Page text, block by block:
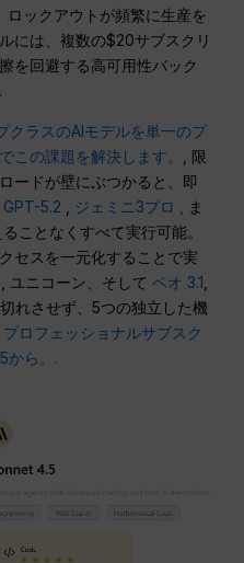
ックアウトが頻繁に生産を
には、複数の$20サブスクリ
を回避する高可用性バック
クラスのAIモデルを単一のプ
この課題を解決します。
, 限
ードが壁にぶつかると、即
GPT-5.2 ジェミニ3プロ ,
ま
ことなくすべて実行可能。
セスを一元化することで実
, ユニコーン、そしてベオ 3.1
れさせず、5つの独立した機
プロフェッショナルサブスク
から。.